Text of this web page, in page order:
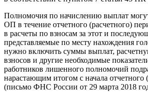
Полномочия по начислению выплат
ОП в течение отчетного (расчетного)
в расчеты по взносам за этот и
представляемые по месту нахождения
нужно включить суммы выплат,
взносов и другие необходимые
работников лишенного полномочий
нарастающим итогом с начала отчетного
(письмо ФНС России от 29 марта 2018